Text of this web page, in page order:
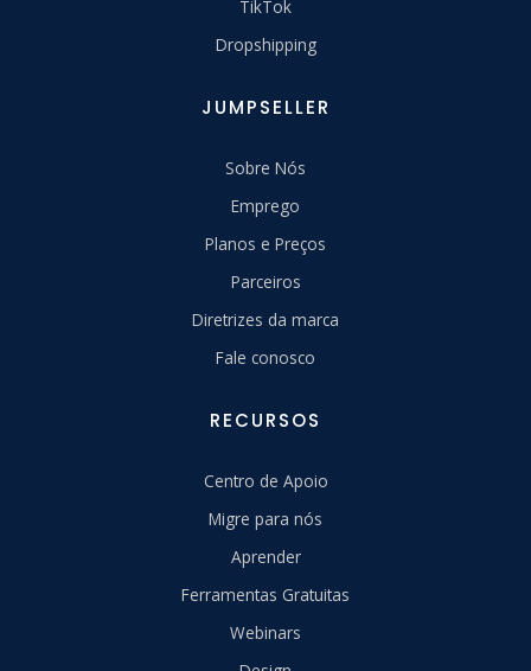
TikTok
Dropshipping
JUMPSELLER
Sobre Nós
Emprego
Planos e Preços
Parceiros
Diretrizes da marca
Fale conosco
RECURSOS
Centro de Apoio
Migre para nós
Aprender
Ferramentas Gratuitas
Webinars